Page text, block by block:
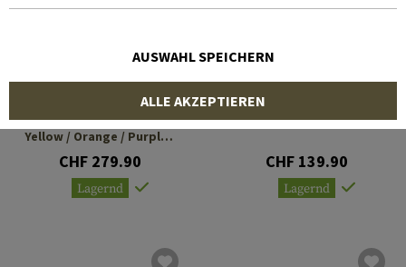
WX Detection Clear /
Yellow / Orange / Purple /
CHF 279.90
Lagernd
Spear Goggle
CHF 139.90
Lagernd
AUSWAHL SPEICHERN
ALLE AKZEPTIEREN